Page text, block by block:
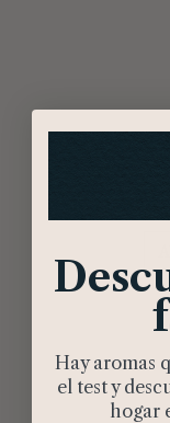
Hay aromas
el test y
hogar